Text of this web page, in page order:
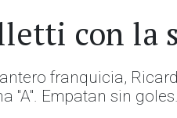
con la
franquicia,
"A". Empatan sin goles.